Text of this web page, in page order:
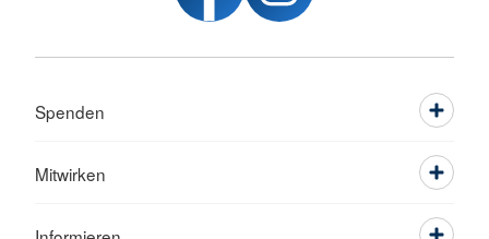
Spenden
Mitwirken